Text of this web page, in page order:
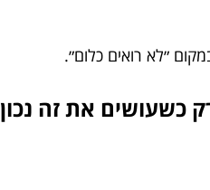
״לא רואים כלום״.
כשעושים את זה נכון